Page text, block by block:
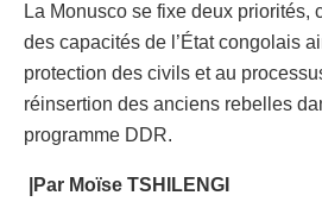
La Monusco se fixe deux priorités,
des capacités de l’État congolais
protection des civils et au
réinsertion des anciens rebelles
programme DDR.
|Par Moïse TSHILENGI